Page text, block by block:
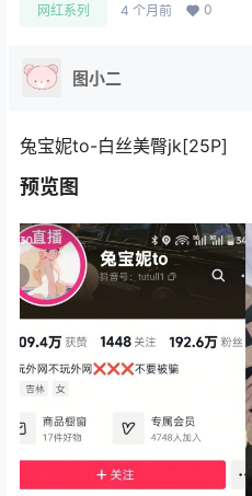
网红系列 4 个月前 0
图小二
兔宝妮to-白丝美臀jk[25P]
预览图